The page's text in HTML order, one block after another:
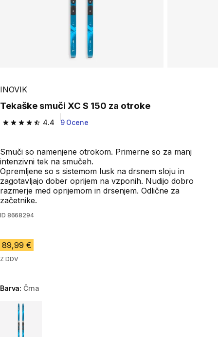
INOVIK
Tekaške smuči XC S 150 za otroke
4.4
4.4 od 5 zvezdic from 9 ocene
9 Ocene
Smuči so namenjene otrokom. Primerne so za manj
intenzivni tek na smučeh.
Opremljene so s sistemom lusk na drsnem sloju in
zagotavljajo dober oprijem na vzponih. Nudijo dobro
razmerje med oprijemom in drsenjem. Odlične za
začetnike.
ID 8668294
89,99 €
Z DDV
Barva:Črna
Choose a variant